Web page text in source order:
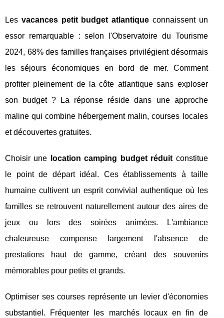
Les vacances petit budget atlantique connaissent un
essor remarquable : selon l'Observatoire du Tourisme
2024, 68% des familles françaises privilégient désormais
les séjours économiques en bord de mer. Comment
profiter pleinement de la côte atlantique sans exploser
son budget ? La réponse réside dans une approche
maline qui combine hébergement malin, courses locales
et découvertes gratuites.
Choisir une location camping budget réduit constitue
le point de départ idéal. Ces établissements à taille
humaine cultivent un esprit convivial authentique où les
familles se retrouvent naturellement autour des aires de
jeux ou lors des soirées animées. L'ambiance
chaleureuse compense largement l'absence de
prestations haut de gamme, créant des souvenirs
mémorables pour petits et grands.
Optimiser ses courses représente un levier d'économies
substantiel. Fréquenter les marchés locaux en fin de